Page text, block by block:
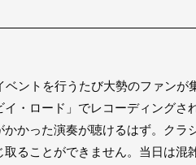
ントを行うたび大勢のファンが
・ロード」でレコーディングさ
かった演奏が聴けるはず。クラ
ることができません。当日は混